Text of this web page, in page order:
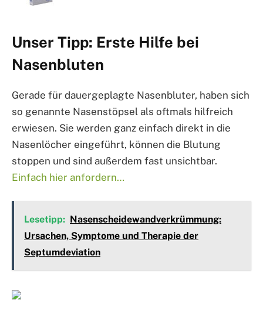
Unser Tipp: Erste Hilfe bei
Nasenbluten
Gerade für dauergeplagte Nasenbluter, haben sich
so genannte Nasenstöpsel als oftmals hilfreich
erwiesen. Sie werden ganz einfach direkt in die
Nasenlöcher eingeführt, können die Blutung
stoppen und sind außerdem fast unsichtbar.
Einfach hier anfordern…
Lesetipp: Nasenscheidewandverkrümmung:
Ursachen, Symptome und Therapie der
Septumdeviation